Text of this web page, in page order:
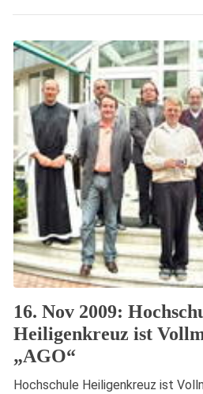
16. Nov 2009:
Heiligenkreuz ist
„AGO“
Hochschule Heiligenkreuz ist